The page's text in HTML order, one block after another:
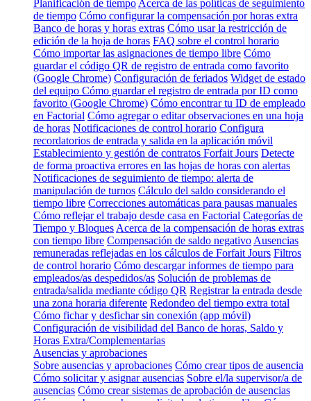
Planificación de tiempo Acerca de las políticas de seguimiento
de tiempo Cómo configurar la compensación por horas extra
Banco de horas y horas extras Cómo usar la restricción de
edición de la hoja de horas FAQ sobre el control horario
Cómo importar las asignaciones de tiempo libre Cómo
guardar el código QR de registro de entrada como favorito
(Google Chrome) Configuración de feriados Widget de estado
del equipo Cómo guardar el registro de entrada por ID como
favorito (Google Chrome) Cómo encontrar tu ID de empleado
en Factorial Cómo agregar o editar observaciones en una hoja
de horas Notificaciones de control horario Configura
recordatorios de entrada y salida en la aplicación móvil
Establecimiento y gestión de contratos Forfait Jours Detecte
de forma proactiva errores en las hojas de horas con alertas
Notificaciones de seguimiento de tiempo: alerta de
manipulación de turnos Cálculo del saldo considerando el
tiempo libre Correcciones automáticas para pausas manuales
Cómo reflejar el trabajo desde casa en Factorial Categorías de
Tiempo y Bloques Acerca de la compensación de horas extras
con tiempo libre Compensación de saldo negativo Ausencias
remuneradas reflejadas en los cálculos de Forfait Jours Filtros
de control horario Cómo descargar informes de tiempo para
empleados/as despedidos/as Solución de problemas de
entrada/salida mediante código QR Registrar la entrada desde
una zona horaria diferente Redondeo del tiempo extra total
Cómo fichar y desfichar sin conexión (app móvil)
Configuración de visibilidad del Banco de horas, Saldo y
Horas Extra/Complementarias
Ausencias y aprobaciones
Sobre ausencias y aprobaciones Cómo crear tipos de ausencia
Cómo solicitar y asignar ausencias Sobre el/la supervisor/a de
ausencias Cómo crear sistemas de aprobación de ausencias